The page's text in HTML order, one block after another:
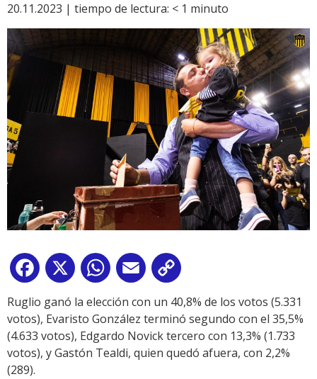
20.11.2023 | tiempo de lectura: < 1 minuto
Facebook
X WhatsApp
Email
Link
Ruglio ganó la elección con un 40,8% de los votos (5.331
votos), Evaristo González terminó segundo con el 35,5%
(4.633 votos), Edgardo Novick tercero con 13,3% (1.733
votos), y Gastón Tealdi, quien quedó afuera, con 2,2%
(289).